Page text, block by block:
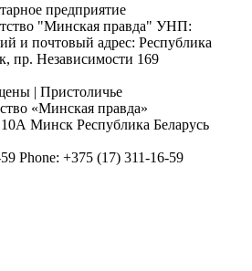
предприятие
"Минская правда" УНП:
и почтовый адрес: Республика
пр. Независимости 169
| Пристоличье
«Минская правда»
Минск Республика Беларусь
Phone: +375 (17) 311-16-59